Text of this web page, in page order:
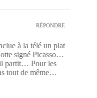
RÉPONDRE
à la télé un plat
signé Picasso…
partit… Pour les
tout de même…